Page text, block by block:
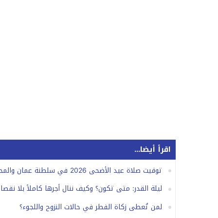
اقرأ أيضا...
توقيت صلاة عيد الأضحى 2026 في سلطنة عمان والمحافظات.. الموعد الرسمي
ليلة القدر: متى تكون؟ وكيف ننال أجرها كاملاً بلا
لمن تُعطى زكاة الفطر في حالات النزوح واللجوء؟